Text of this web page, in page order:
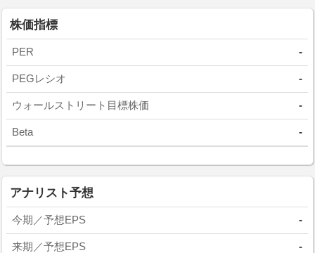
株価指標
PER -
PEGレシオ -
ウォールストリート目標株価 -
Beta -
アナリスト予想
今期／予想EPS -
来期／予想EPS -